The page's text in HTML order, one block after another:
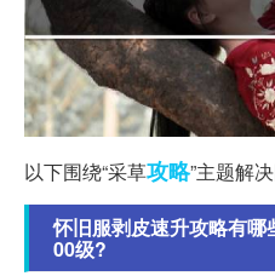
以下围绕“采草攻略”主题解
怀旧服剥皮速升攻略有
00级?